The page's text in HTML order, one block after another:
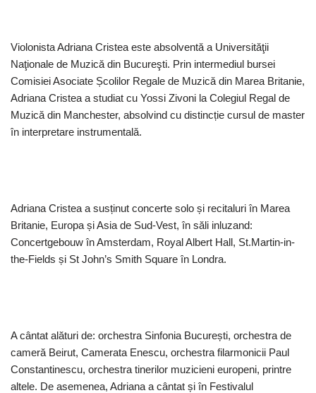
Violonista Adriana Cristea este absolventă a Universităţii
Naţionale de Muzică din Bucureşti. Prin intermediul bursei
Comisiei Asociate Școlilor Regale de Muzică din Marea Britanie,
Adriana Cristea a studiat cu Yossi Zivoni la Colegiul Regal de
Muzică din Manchester, absolvind cu distincție cursul de master
în interpretare instrumentală.
Adriana Cristea a susținut concerte solo și recitaluri în Marea
Britanie, Europa și Asia de Sud-Vest, în săli inluzand:
Concertgebouw în Amsterdam, Royal Albert Hall, St.Martin-in-
the-Fields și St John’s Smith Square în Londra.
A cântat alături de: orchestra Sinfonia București, orchestra de
cameră Beirut, Camerata Enescu, orchestra filarmonicii Paul
Constantinescu, orchestra tinerilor muzicieni europeni, printre
altele. De asemenea, Adriana a cântat și în Festivalul